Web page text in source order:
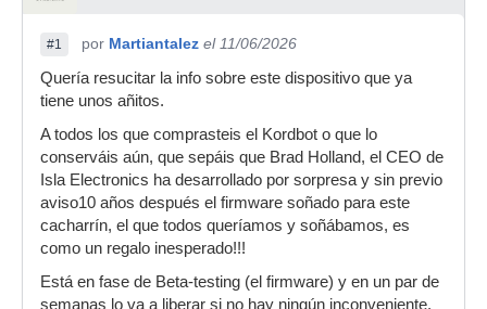
#1 por Martiantalez el 11/06/2026
Quería resucitar la info sobre este dispositivo que ya
tiene unos añitos.
A todos los que comprasteis el Kordbot o que lo
conserváis aún, que sepáis que Brad Holland, el CEO de
Isla Electronics ha desarrollado por sorpresa y sin previo
aviso10 años después el firmware soñado para este
cacharrín, el que todos queríamos y soñábamos, es
como un regalo inesperado!!!
Está en fase de Beta-testing (el firmware) y en un par de
semanas lo va a liberar si no hay ningún inconveniente.